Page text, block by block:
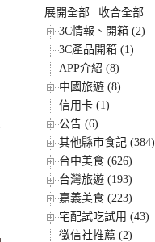
展開全部
收合全部
3C情報、開箱 (2)
3C產品開箱 (1)
APP介紹 (8)
中國旅遊 (8)
信用卡 (1)
公告 (6)
其他縣市食記 (384)
台中美食 (626)
台灣旅遊 (193)
嘉義美食 (223)
宅配試吃試用 (43)
徵信社推薦 (2)